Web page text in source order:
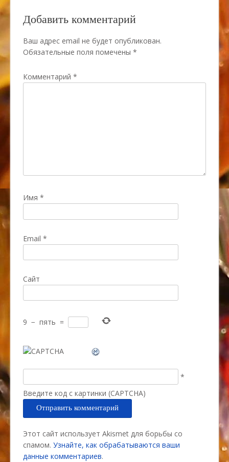
Добавить комментарий
Ваш адрес email не будет опубликован.
Обязательные поля помечены *
Комментарий *
Имя *
Email *
Сайт
9 − пять =
Введите код с картинки (CAPTCHA)
*
Этот сайт использует Akismet для борьбы со
спамом. Узнайте, как обрабатываются ваши
данные комментариев.